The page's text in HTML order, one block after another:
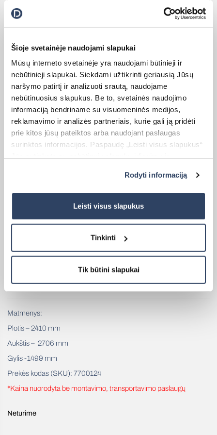
Šioje svetainėje naudojami slapukai
Mūsų interneto svetainėje yra naudojami būtinieji ir
nebūtinieji slapukai. Siekdami užtikrinti geriausią Jūsų
naršymo patirtį ir analizuoti srautą, naudojame
nebūtinuosius slapukus. Be to, svetainės naudojimo
informaciją bendriname su visuomeninės medijos,
reklamavimo ir analizės partneriais, kurie gali ją pridėti
prie kitos jūsų pateiktos arba naudojant paslaugas
surinktos informacijos. Paspaudę „Leisti visus slapukus“
paspauskite mygtuką „Rodyti informaciją“ šioje juostoje.
Daugiau informacijos rasite UAB „Dextera“ Slapukų
Rodyti informaciją
Leisti visus slapukus
Tinkinti
Tik būtini slapukai
BBQ pergola – tai moderni ir tvirta pergola, skirta griliui ir lauko
kepsninei. Ji sukuria saugią, patogią ir nuo oro sąlygų apsaugotą
grilio zoną, leidžiančią gaminti maistą lauke bet kokiu oru.
Reguliuojamos stogo lamelės užtikrina gerą ventiliaciją, o
integruoti šoniniai staliukai suteikia papildomo patogumo. Tai
funkcionalios lauko grilio erdvės.
Konstrukcijos spalva – antracito
Šoninė tvorelė – medžio imitacijos spalvos
⇒ MONTAVIMO INSTRUKCIJA
Matmenys:
Plotis – 2410 mm
Aukštis – 2706 mm
Gylis -1499 mm
Prekės kodas (SKU): 7700124
*Kaina nuorodyta be montavimo, transportavimo paslaugų
Neturime